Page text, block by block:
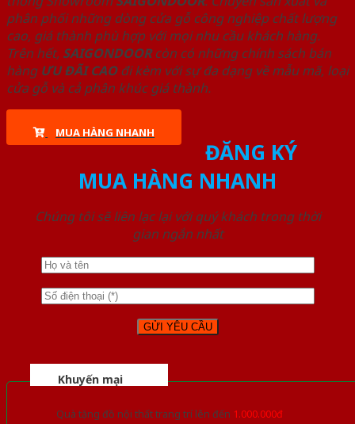
phân phối những dòng cửa gỗ công nghiệp chất lượng
cao, giá thành phù hợp với mọi nhu cầu khách hàng.
Trên hết, SAIGONDOORcòn có những chính sách bán
hàng ƯU ĐÃI CAOđi kèm với sự đa dạng về mẫu mã, loại
cửa gỗ và cả phân khúc giá thành.
MUA HÀNG NHANH
ĐĂNG KÝ
MUA HÀNG NHANH
Chúng tôi sẽ liên lạc lại với quý khách trong thời
gian ngắn nhất
Khuyến mại
Quà tặng đồ nội thất trang trí lên đến 1.000.000đ